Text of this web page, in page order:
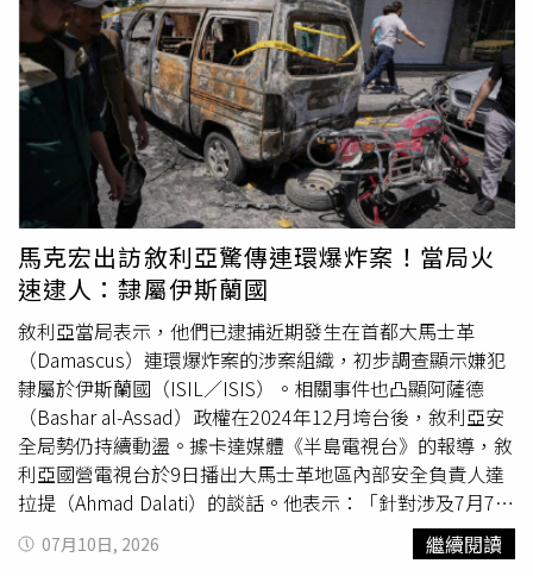
機具、檢驗報告、出貨銷售資料、生產紀錄、進口報單、隨
身碟、多支行動電話等，並查封工廠內儲油槽及涉案不法所
則。檢察官帶回被告11人進行偵訊，包含中聯公司董事長蔡
清松、總經理余凌冲、陳姓廠長、品研課陳姓副課長，福壽
公司董座洪堯昆、總經理趙文強、顏姓協理、黃姓副理，福
懋公司董座吳星澄、總經理張志賓、泰山公司董座劉偉龍等
11人，並傳喚13名證人到案說明。經檢察官核對證據及證
人供述，認定認定被告11人均涉犯《食品安全衛生管理法》
第49條第1項、第2項等罪嫌重大；其中，中聯油脂總經理
余凌冲，遭檢方認定其有事實足認為有湮滅、偽造證據及勾
串共犯、證人之虞，有羈押之原因及必要，訊畢後於今日清
晨向法院聲押。中聯董事長蔡清松獲2000萬交保，福壽公
司董事長洪堯昆、泰山公司董事長劉偉龍各1000萬交保，
福壽公司總經理趙文強、福懋公司總經理張志賓各600萬元
交保，福壽協理顏貽鉉500萬交保，中聯副課長陳建龍60萬
元交保，福壽副理黃俊豪50萬元交保，福懋公司董事長吳星
澄交保金尚未裁定。
馬克宏出訪敘利亞驚傳連環爆炸案！當局火
速逮人：隸屬伊斯蘭國
敘利亞當局表示，他們已逮捕近期發生在首都大馬士革
（Damascus）連環爆炸案的涉案組織，初步調查顯示嫌犯
隸屬於伊斯蘭國（ISIL／ISIS）。相關事件也凸顯阿薩德
（Bashar al-Assad）政權在2024年12月垮台後，敘利亞安
全局勢仍持續動盪。據卡達媒體《半島電視台》的報導，敘
利亞國營電視台於9日播出大馬士革地區內部安全負責人達
拉提（Ahmad Dalati）的談話。他表示：「針對涉及7月7日
大馬士革爆炸案之涉案組織成員的初步調查顯示，該組織隸
屬於伊斯蘭國。」當天，法國總統馬克宏（Emmanuel
07月10日, 2026 繼續閱讀